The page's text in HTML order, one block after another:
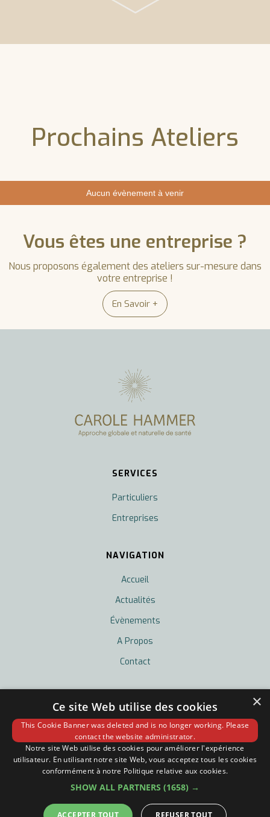
Prochains Ateliers
Aucun évènement à venir
Vous êtes une entreprise ?
Nous proposons également des ateliers sur-mesure dans
votre entreprise !
En Savoir +
SERVICES
Particuliers
Entreprises
NAVIGATION
Accueil
Actualités
Évènements
A Propos
Contact
Politique de Confidentialité
Mentions Légales
×
Ce site Web utilise des cookies
This Cookie Banner was deleted and is no longer working. Please
contact the website administrator.
Notre site Web utilise des cookies pour améliorer l'expérience
utilisateur. En utilisant notre site Web, vous acceptez tous les cookies
conformément à notre Politique relative aux cookies.
SHOW ALL PARTNERS (1658) →
ACCEPTER TOUT REFUSER TOUT